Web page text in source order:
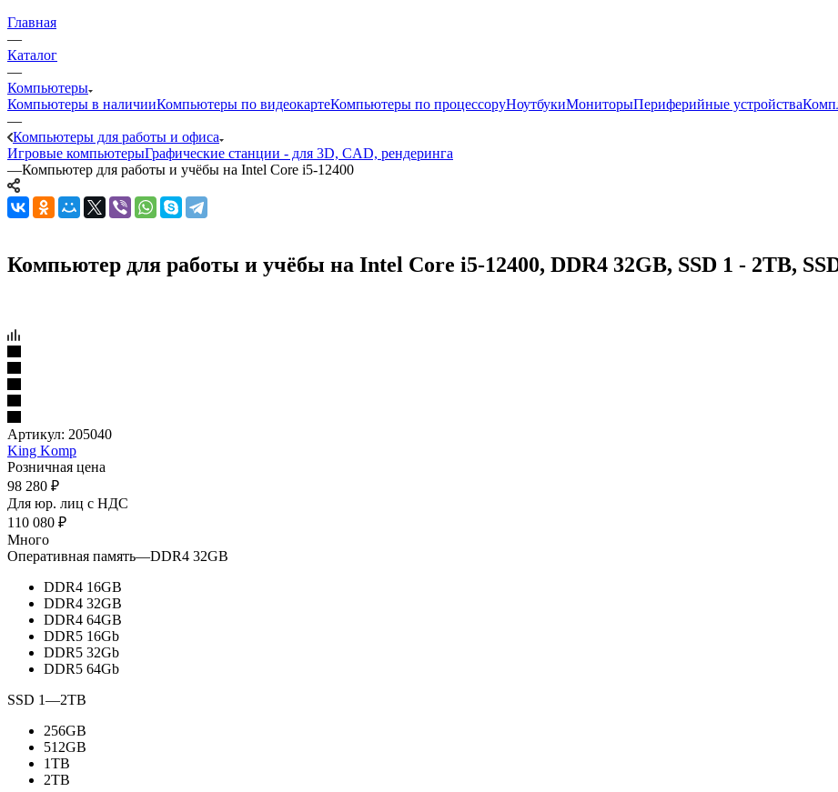
Главная
—
Каталог
—
Компьютеры
Компьютеры в наличииКомпьютеры по видеокартеКомпьютеры по процессоруНоутбукиМониторыПериферийные устройства
—
Компьютеры для работы и офиса
Игровые компьютерыГрафические станции - для 3D, CAD, рендеринга
—Компьютер для работы и учёбы на Intel Core i5-12400
Компьютер для работы и учёбы на Intel Core i5-12400, DDR4 32GB, SSD 1 - 2TB,
Артикул: 205040
King Komp
Розничная цена
98 280 ₽
Для юр. лиц c НДС
110 080 ₽
Много
Оперативная память—DDR4 32GB
DDR4 16GB
DDR4 32GB
DDR4 64GB
DDR5 16Gb
DDR5 32Gb
DDR5 64Gb
SSD 1—2TB
256GB
512GB
1TB
2TB